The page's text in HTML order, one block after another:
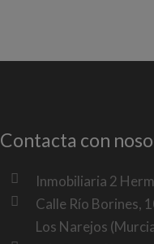
Contacta con
Inmobiliaria 2
Calle Río Borines,
Los Narejos